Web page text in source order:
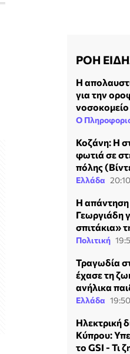
ΡΟΗ
Η
για την
Ο
Κοζάνη: Η
φωτιά σε
πόλης
Ελλάδα 20:10
Η
Γεωργιάδη
σπιτάκια»
Πολιτική
Τραγωδία
έχασε τη
ανήλικα
Ελλάδα 19:50
Ηλεκτρική
Κύπρου:
το GSI - Τι